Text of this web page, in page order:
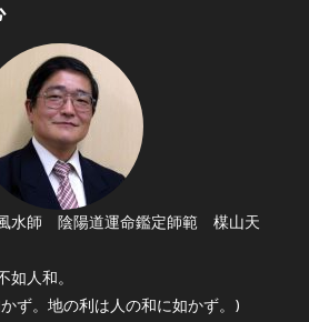
水師 陰陽道運命鑑定師範 楳山天
如人和。
ず。地の利は人の和に如かず。)